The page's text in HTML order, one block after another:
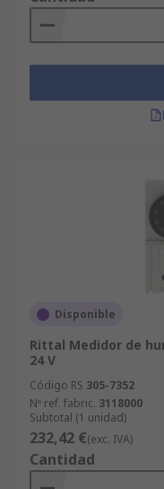
Disponible
Rittal Medidor de
24 V
Código RS 305-7352
Nº ref. fabric. 3118000
Subtotal (1 unidad)
232,42 €(exc. IVA)
Cantidad